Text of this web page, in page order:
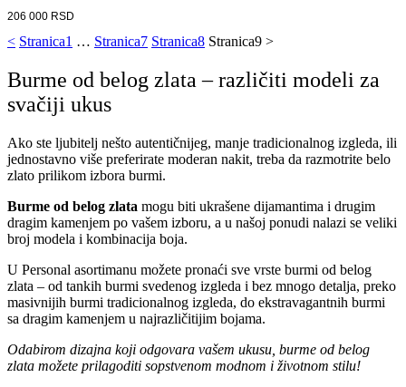
206 000 RSD
< Stranica1 … Stranica7 Stranica8 Stranica9 >
Burme od belog zlata – različiti modeli za
svačiji ukus
Ako ste ljubitelj nešto autentičnijeg, manje tradicionalnog izgleda, ili
jednostavno više preferirate moderan nakit, treba da razmotrite belo
zlato prilikom izbora burmi.
Burme od belog zlata mogu biti ukrašene dijamantima i drugim
dragim kamenjem po vašem izboru, a u našoj ponudi nalazi se veliki
broj modela i kombinacija boja.
U Personal asortimanu možete pronaći sve vrste burmi od belog
zlata – od tankih burmi svedenog izgleda i bez mnogo detalja, preko
masivnijih burmi tradicionalnog izgleda, do ekstravagantnih burmi
sa dragim kamenjem u najrazličitijim bojama.
Odabirom dizajna koji odgovara vašem ukusu, burme od belog
zlata možete prilagoditi sopstvenom modnom i životnom stilu!